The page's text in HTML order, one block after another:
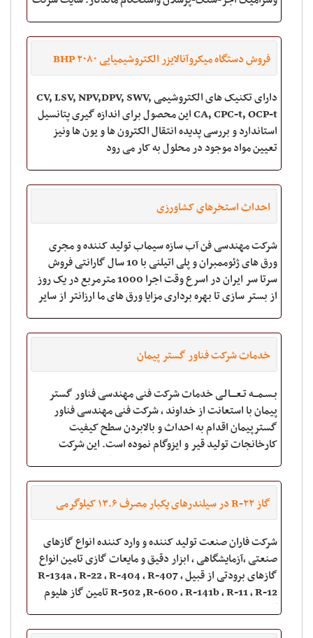
فروش دستگاه میکروآنالایزر الکتروشیمیایی BHP ۲۰۸۰
دارای تکنیک های الکتروشیمی CV, LSV, NPV,DPV, SWV,
CA, CPC-t, OCP-t این محصول برای اندازه گیری پتانسیل
استاندارد و بررسی پدیده انتقال الکترون ها و یون ها ونیز
تعیین مواد موجود در محلول به کار می رود
احداث استخرهای کشاورزی
شرکت مهندسی فن آب سازه سیماب تولید کننده و مجری
ورق های ژئوممبران و پلی اتیلنی با 10 سال گارانتی فروش
سرتا سر ایران در اسرع وقت اجرا 1000 مترمربع در یک روز
از بستر سازی تا بهره برداری مزایا ورق های ما ارزانتر از سایر
خدمات شرکت فناور گستر پیمان
بـسـمـــه تـعــــالـی خدمات شرکت فنی مهندسی فناور گستر
پیمان با استعانت از خداوند , شرکت فنی مهندسی فناور
گسترپیمان اقدام به احداث و بالابردن سطح کیفیت
کارخانجات تولید قیر و ایزوگام نموده است. این شرکت
فعالیتهای خود را زیر نظرموسسه پژوهش گستر پی
گاز R-۲۲ در سیلندرهای یکبار مصرف ۱۳.۶ کیلوگرمی
شرکت فاران صنعت تولید کننده و وارد کننده انواع گازهای
صنعتی ،آزمایشگاهی ، ابزار دقیق و مایعات گازی تامین انواع
گازهای برودتی از قبیل R-134a , R-22 , R-404 , R-407 ,
R-502 ,R-600 , R-141b , R-11 , R-12 تامین گاز هلیوم
گرید 6 و 5 /